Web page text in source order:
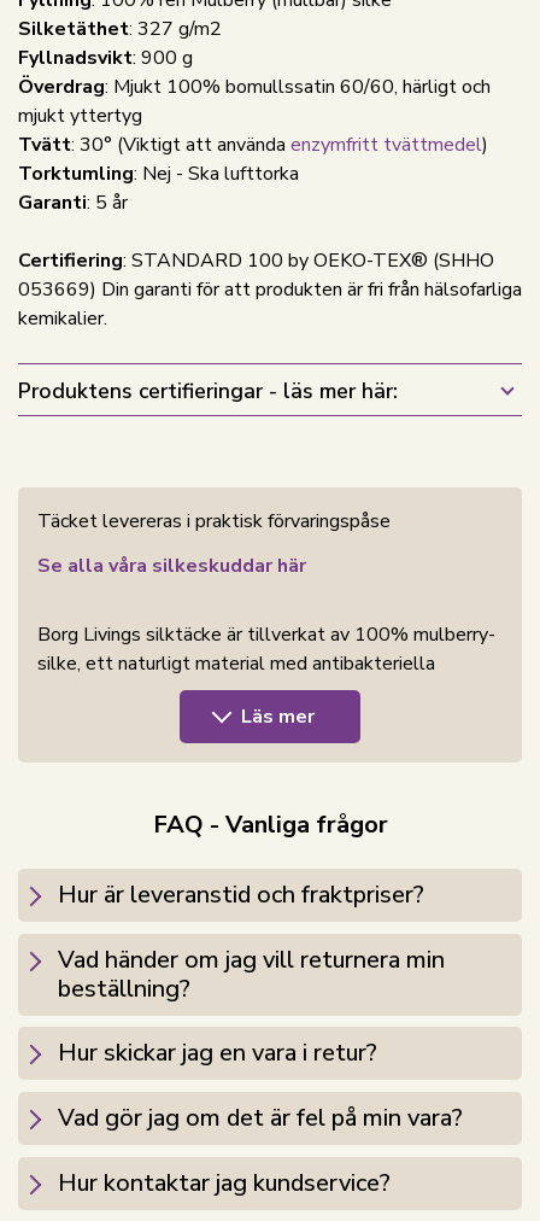
Silketäthet: 327 g/m2
Fyllnadsvikt: 900 g
Överdrag: Mjukt 100% bomullssatin 60/60, härligt och
mjukt yttertyg
Tvätt: 30° (Viktigt att använda enzymfritt tvättmedel)
Torktumling: Nej - Ska lufttorka
Garanti: 5 år
Certifiering: STANDARD 100 by OEKO-TEX® (SHHO
053669) Din garanti för att produkten är fri från hälsofarliga
kemikalier.
Produktens certifieringar - läs mer här:
Täcket levereras i praktisk förvaringspåse
Se alla våra silkeskuddar här
Borg Livings silktäcke är tillverkat av 100% mulberry-
silke, ett naturligt material med antibakteriella
Silket är temperaturreglerande och säkerställer att
täcket alltid håller en behaglig temperatur.
betyder att svett och värme effektivt leds bort från
kroppen och säkerställer bättre andningsförmåga -
Detta silktäcke är därför idealiskt för dem som har det
varmt på natten.
och är sydd i kassetter. Täcket kassettindelning
förhindrar att fyllningen klumpar ihop sig och
säkerställer samtidigt att det inte bildas kallbroar -
Alltså uppnås en jämn och bra fördelning av fyllningen.
Med Borg Livings silktäcke garanteras du en behaglig
och komfortabel nattsömn.
Detta silktäcke har antibakteriella egenskaper, vilket
gör det svårt för husdammskvalster att trivas i täcket.
Läs mer
FAQ - Vanliga frågor
Hur är leveranstid och fraktpriser?
Vad händer om jag vill returnera min
beställning?
Hur skickar jag en vara i retur?
Vad gör jag om det är fel på min vara?
Hur kontaktar jag kundservice?